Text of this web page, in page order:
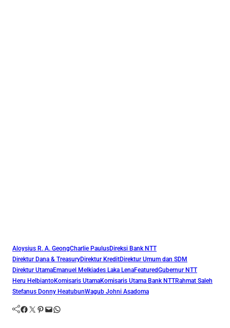
Aloysius R. A. GeongCharlie PaulusDireksi Bank NTT
Direktur Dana & TreasuryDirektur KreditDirektur Umum dan SDM
Direktur UtamaEmanuel Melkiades Laka LenaFeaturedGubernur NTT
Heru HelbiantoKomisaris UtamaKomisaris Utama Bank NTTRahmat Saleh
Stefanus Donny HeatubunWagub Johni Asadoma
Facebook Twitter Pinterest Mail WhatsApp